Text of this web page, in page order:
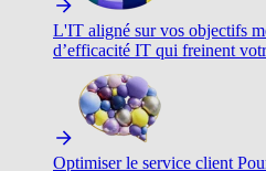
L'IT aligné sur vos objectifs
d’efficacité IT qui freinent
Optimiser le service client